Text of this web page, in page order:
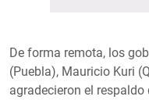
De forma remota, los
(Puebla), Mauricio Kuri
agradecieron el